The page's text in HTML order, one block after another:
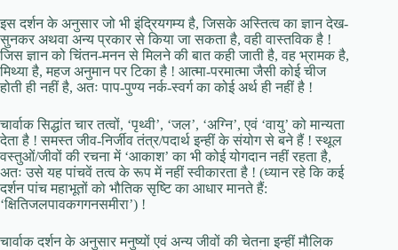
इस दर्शन के अनुसार जो भी इंद्रियगम्य है, जिसके अस्तित्व का ज्ञान देख-
सुनकर अथवा अन्य प्रकार से किया जा सकता है, वही वास्तविक है !
जिस ज्ञान को चिंतन-मनन से मिलने की बात कही जाती है, वह भ्रामक है,
मिथ्या है, महज अनुमान पर टिका है ! आत्मा-परमात्मा जैसी कोई चीज
होती ही नहीं है, अतः पाप-पुण्य नर्क-स्वर्ग का कोई अर्थ ही नहीं है !
चार्वाक सिद्धांत चार तत्वों, ‘पृथ्वी’, ‘जल’, ‘अग्नि’, एवं ‘वायु’ को मान्यता
देता है ! समस्त जीव-निर्जीव तंत्र/पदार्थ इन्हीं के संयोग से बने हैं ! स्थूल
वस्तुओं/जीवों की रचना में ‘आकाश’ का भी कोई योगदान नहीं रहता है,
अतः उसे यह पांचवें तत्व के रूप में नहीं स्वीकारता है ! (ध्यान रहे कि कई
दर्शन पांच महाभूतों को भौतिक सृष्टि का आधार मानते हैं:
‘क्षितिजलपावकगगनसमीरा’) !
चार्वाक दर्शन के अनुसार मनुष्यों एवं अन्य जीवों की चेतना इन्हीं मौलिक